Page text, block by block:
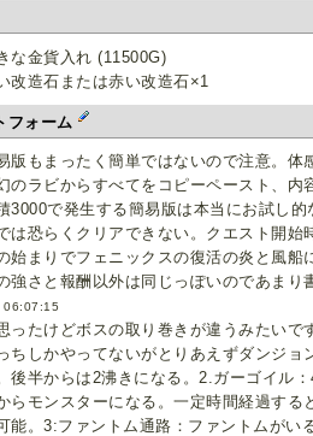
な金貨入れ (11500G)
改造石または赤い改造石×1
フォーム
版もまったく簡単ではないので注意。
のラビからすべてをコピーペースト、
3000で発生する簡易版は本当にお試し
は恐らくクリアできない。クエスト開
始まりでフェニックスの復活の炎と風
強さと報酬以外は同じっぽいのであま
06:07:15
ったけどボスの取り巻きが違うみたいで
ちしかやってないがとりあえずダンジ
後半からは2沸きになる。2.ガーゴイル
らモンスターになる。一定時間経過す
能。3:ファントム通路：ファントムがい